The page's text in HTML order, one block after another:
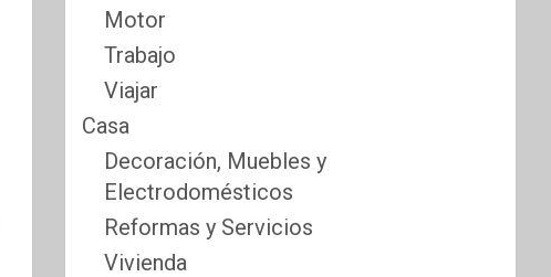
Motor
Trabajo
Viajar
Casa
Decoración, Muebles y
Electrodomésticos
Reformas y Servicios
Vivienda